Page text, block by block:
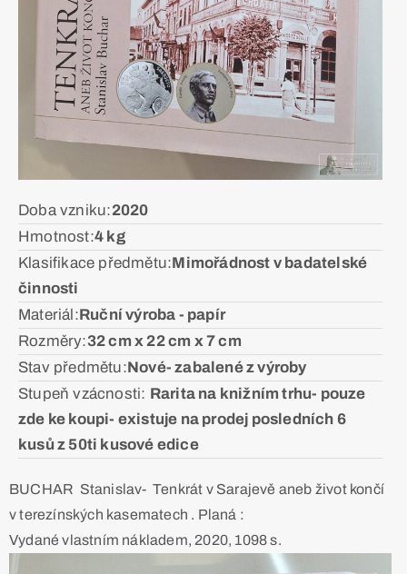
Doba vzniku:ㅤ2020
Hmotnost:ㅤ4 kg
Klasifikace předmětu:ㅤMimořádnost v badatelské
činnosti
Materiál:ㅤRuční výroba - papír
Rozměry:ㅤ32 cm x 22 cm x 7 cm
Stav předmětu:ㅤNové- zabalené z výroby
Stupeň vzácnosti: ㅤ Rarita na knižním trhu- pouze
zde ke koupi- existuje na prodej posledních 6
kusů z 50ti kusové edice
BUCHAR Stanislav- Tenkrát v Sarajevě aneb život končí
v terezínských kasematech . Planá :
Vydané vlastním nákladem, 2020, 1098 s.